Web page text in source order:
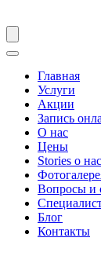
Главная
Услуги
Акции
Запись
О нас
Цены
Stories о нас
Вопросы и
Блог
Контакты